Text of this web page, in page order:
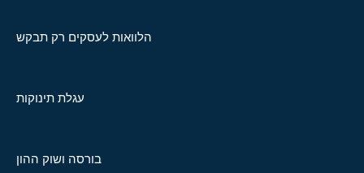
הלוואות לעסקים רק תבקש
עגלת תינוקות
בורסה ושוק ההון